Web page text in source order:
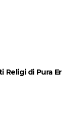
Religi di Pura Er